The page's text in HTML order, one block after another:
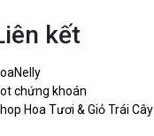
kết
chứng khoán
Hoa Tươi & Giỏ Trái Cây